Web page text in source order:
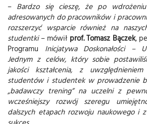
– Bardzo się cieszę, że po
adresowanych do pracowników i
rozszerzyć wsparcie również na
studentki– mówił prof. Tomasz Bączek,
Programu Inicjatywa Doskonałości –
Jednym z celów, który sobie
jakości kształcenia, z
studentów i studentek w prowadzenie
„badawczy trening” na uczelni z
wcześniejszy rozwój szeregu
dalszych etapach rozwoju naukowego i